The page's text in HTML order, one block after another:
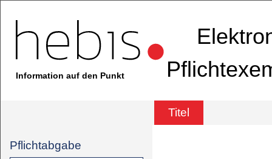
Information auf den Punkt
Titel
Pflichtabgabe